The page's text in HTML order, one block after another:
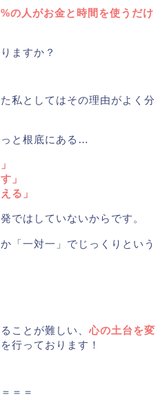
の人がお金と時間を使うだけ
ますか？
私としてはその理由がよく分
と根底にある…
」
る」
ではしていないからです。
「一対一」でじっくりという
ことが難しい、 心の土台を変
行っております！
＝＝